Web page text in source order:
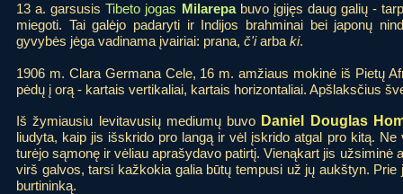
13 a. garsusisTibeto jogas Milarepabuvo įgijęs daug galių -
miegoti. Tai galėjo padaryti ir Indijos brahminai bei japonų
gyvybės jėga vadinama įvairiai: prana, č'iarba ki.
1906 m. Clara Germana Cele, 16 m. amžiaus mokinė iš Pietų
pėdų į orą - kartais vertikaliai, kartais horizontaliai. Apšlaksčius
Iš žymiausiu levitavusių mediumų buvo Daniel Douglas
liudyta, kaip jis išskrido pro langą ir vėl įskrido atgal pro kitą.
turėjo sąmonę ir vėliau aprašydavo patirtį. Vienąkart jis užsiminė
virš galvos, tarsi kažkokia galia būtų tempusi už jų aukštyn.
burtininką.